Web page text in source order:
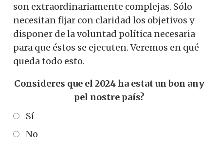
son extraordinariamente complejas. Sólo
necesitan fijar con claridad los objetivos y
disponer de la voluntad política necesaria
para que éstos se ejecuten. Veremos en qué
queda todo esto.
Consideres que el 2024 ha estat un bon any
pel nostre país?
Sí
No